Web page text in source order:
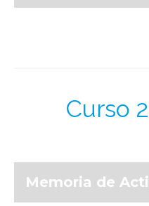
Curso
Memoria de